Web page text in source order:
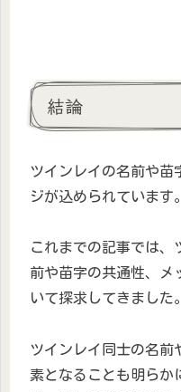
結論
ツインレイの名前や苗
ジが込められています。
これまでの記事では、
前や苗字の共通性、メ
いて探求してきました。
ツインレイ同士の名前
素となることも明らか